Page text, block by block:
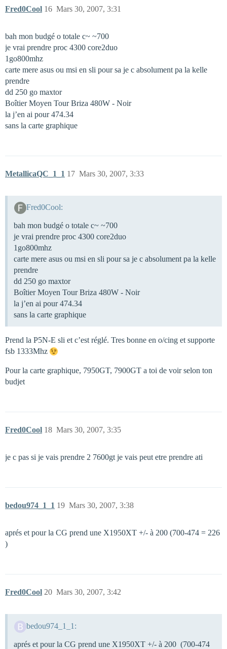
Fred0Cool Mars 30, 2007, 3:31
16
bah mon budgé o totale c~ ~700
je vrai prendre proc 4300 core2duo
1go800mhz
carte mere asus ou msi en sli pour sa je c absolument pa la kelle
prendre
dd 250 go maxtor
Boîtier Moyen Tour Briza 480W - Noir
la j’en ai pour 474.34
sans la carte graphique
MetallicaQC_1_1 Mars 30, 2007, 3:33
17
Fred0Cool:
bah mon budgé o totale c~ ~700
je vrai prendre proc 4300 core2duo
1go800mhz
carte mere asus ou msi en sli pour sa je c absolument pa la kelle
prendre
dd 250 go maxtor
Boîtier Moyen Tour Briza 480W - Noir
la j’en ai pour 474.34
sans la carte graphique
Prend la P5N-E sli et c’est réglé. Tres bonne en o/cing et supporte
fsb 1333Mhz
Pour la carte graphique, 7950GT, 7900GT a toi de voir selon ton
budjet
Fred0Cool Mars 30, 2007, 3:35
18
je c pas si je vais prendre 2 7600gt je vais peut etre prendre ati
bedou974_1_1 Mars 30, 2007, 3:38
19
aprés et pour la CG prend une X1950XT +/- à 200 (700-474 = 226
)
Fred0Cool Mars 30, 2007, 3:42
20
bedou974_1_1:
aprés et pour la CG prend une X1950XT +/- à 200 (700-474